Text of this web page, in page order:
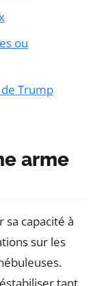
ou
Trump
arme
capacité à
sur les